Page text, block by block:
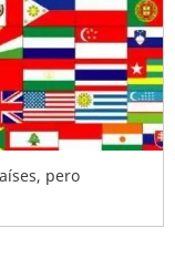
pero